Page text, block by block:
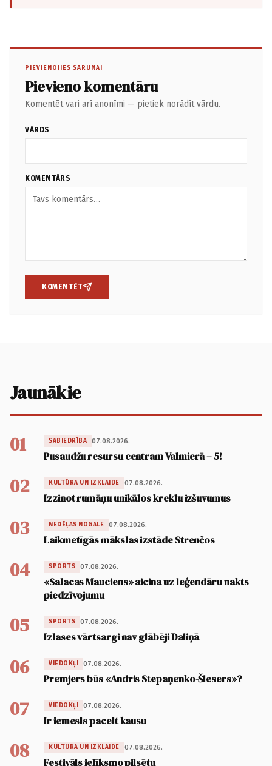
PIEVIENOJIES SARUNAI
Pievieno komentāru
Komentēt vari arī anonīmi — pietiek norādīt vārdu.
VĀRDS
KOMENTĀRS
KOMENTĒT
Jaunākie
01 SABIEDRĪBA 07.08.2026.
Pusaudžu resursu centram Valmierā – 5!
02 KULTŪRA UN IZKLAIDE 07.08.2026.
Izzinot rumāņu unikālos kreklu izšuvumus
03 NEDĒĻAS NOGALE 07.08.2026.
Laikmetīgās mākslas izstāde Strenčos
04 SPORTS 07.08.2026.
«Salacas Mauciens» aicina uz leģendāru nakts
piedzīvojumu
05 SPORTS 07.08.2026.
Izlases vārtsargi nav glābēji Daliņā
06 VIEDOKĻI 07.08.2026.
Premjers būs «Andris Stepaņenko-Šlesers»?
07 VIEDOKĻI 07.08.2026.
Ir iemesls pacelt kausu
08 KULTŪRA UN IZKLAIDE 07.08.2026.
Festivāls ielīksmo pilsētu